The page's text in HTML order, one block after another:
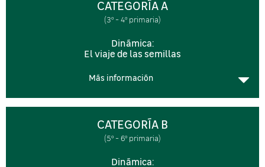
CATEGORÍA A
(3º - 4º primaria)
Dinámica:
El viaje de las semillas
Más información
CATEGORÍA B
(5º - 6º primaria)
Dinámica: